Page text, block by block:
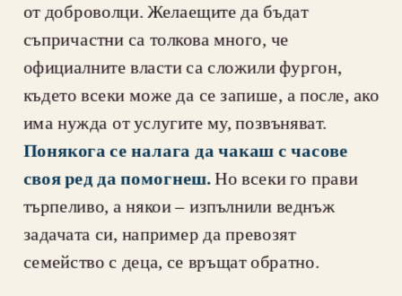
от доброволци. Желаещите да бъдат
съпричастни са толкова много, че
официалните власти са сложили фургон,
където всеки може да се запише, а после, ако
има нужда от услугите му, позвъняват.
Понякога се налага да чакаш с часове
своя ред да помогнеш. Но всеки го прави
търпеливо, а някои – изпълнили веднъж
задачата си, например да превозят
семейство с деца, се връщат обратно.